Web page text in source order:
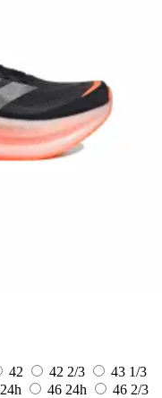
42 42 2/3
43 1/3
24h 46 24h
46 2/3